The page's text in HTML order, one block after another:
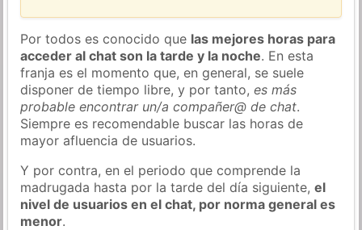
Por todos es conocido que las mejores horas para
acceder al chat son la tarde y la noche. En esta
franja es el momento que, en general, se suele
disponer de tiempo libre, y por tanto,es más
probable encontrar un/a compañer@ de chat.
Siempre es recomendable buscar las horas de
mayor afluencia de usuarios.
Y por contra, en el periodo que comprende la
madrugada hasta por la tarde del día siguiente,el
nivel de usuarios en el chat, por norma general es
menor.